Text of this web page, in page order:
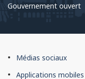
Gouvernement ouvert
À
propos
Médias sociaux
Applications mobiles